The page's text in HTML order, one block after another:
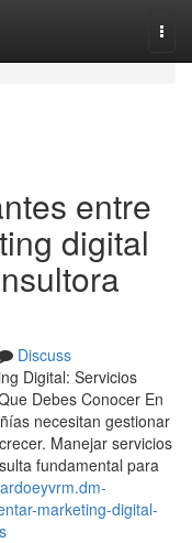
entre
digital
Discuss
Digital: Servicios
Debes Conocer En
necesitan gestionar
Manejar servicios
fundamental para
marketing-digital-